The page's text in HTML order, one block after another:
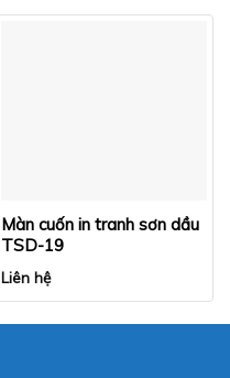
Màn cuốn in tranh sơn dầu
TSD-19
Liên hệ